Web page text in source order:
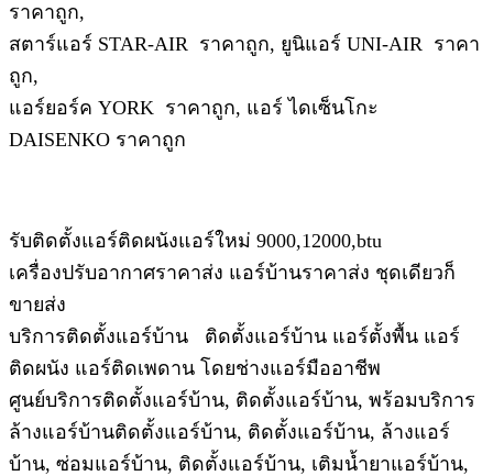
ราคาถูก,
สตาร์แอร์ STAR-AIR ราคาถูก, ยูนิแอร์ UNI-AIR ราคา
ถูก,
แอร์ยอร์ค YORK ราคาถูก, แอร์ ไดเซ็นโกะ
DAISENKO ราคาถูก
รับติดตั้งแอร์ติดผนังแอร์ใหม่ 9000,12000,btu
เครื่องปรับอากาศราคาส่ง แอร์บ้านราคาส่ง ชุดเดียวก็
ขายส่ง
บริการติดตั้งแอร์บ้าน ติดตั้งแอร์บ้าน แอร์ตั้งพื้น แอร์
ติดผนัง แอร์ติดเพดาน โดยช่างแอร์มืออาชีพ
ศูนย์บริการติดตั้งแอร์บ้าน, ติดตั้งแอร์บ้าน, พร้อมบริการ
ล้างแอร์บ้านติดตั้งแอร์บ้าน, ติดตั้งแอร์บ้าน, ล้างแอร์
บ้าน, ซ่อมแอร์บ้าน, ติดตั้งแอร์บ้าน, เติมน้ำยาแอร์บ้าน,